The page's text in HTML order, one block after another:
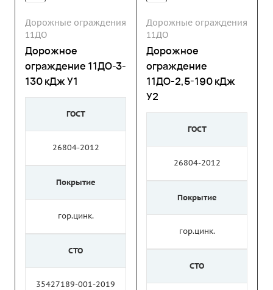
Дорожные ограждения
11ДО
Дорожное
ограждение 11ДО-3-
130 кДж У1
ГОСТ
26804-2012
Покрытие
гор.цинк.
СТО
35427189-001-2019
Дорожные ограждения
11ДО
Дорожное
ограждение
11ДО-2,5-190 кДж
У2
ГОСТ
26804-2012
Покрытие
гор.цинк.
СТО